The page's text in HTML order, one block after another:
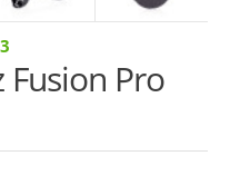
Pro